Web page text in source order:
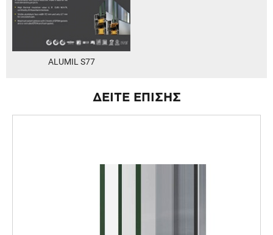
ALUMIL S77
ΔΕΙΤΕ ΕΠΙΣΗΣ